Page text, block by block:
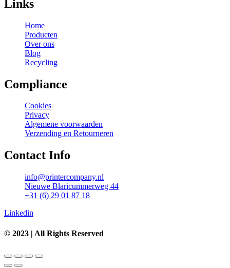
Links
Home
Producten
Over ons
Blog
Recycling
Compliance
Cookies
Privacy
Algemene voorwaarden
Verzending en Retourneren
Contact Info
info@printercompany.nl
Nieuwe Blaricummerweg 44
+31 (6) 29 01 87 18
Linkedin
© 2023 | All Rights Reserved